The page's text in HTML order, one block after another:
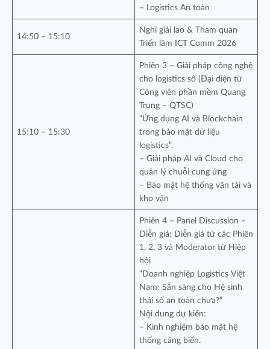
– Logistics An toàn
14:50 – 15:10
Nghỉ giải lao & Tham quan
Triển lãm ICT Comm 2026
15:10 – 15:30
Phiên 3 – Giải pháp công nghệ
cho logistics số (Đại diện từ
Công viên phần mềm Quang
Trung – QTSC)
“Ứng dụng AI và Blockchain
trong bảo mật dữ liệu
logistics”.
– Giải pháp AI và Cloud cho
quản lý chuỗi cung ứng
– Bảo mật hệ thống vận tải và
kho vận
Phiên 4 – Panel Discussion –
Diễn giả: Diễn giả từ các Phiên
1, 2, 3 và Moderator từ Hiệp
hội
“Doanh nghiệp Logistics Việt
Nam: Sẵn sàng cho Hệ sinh
thái số an toàn chưa?”
Nội dung dự kiến:
– Kinh nghiệm bảo mật hệ
thống cảng biển.